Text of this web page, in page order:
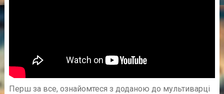
Перш за все, ознайомтеся з доданою до мультиварці